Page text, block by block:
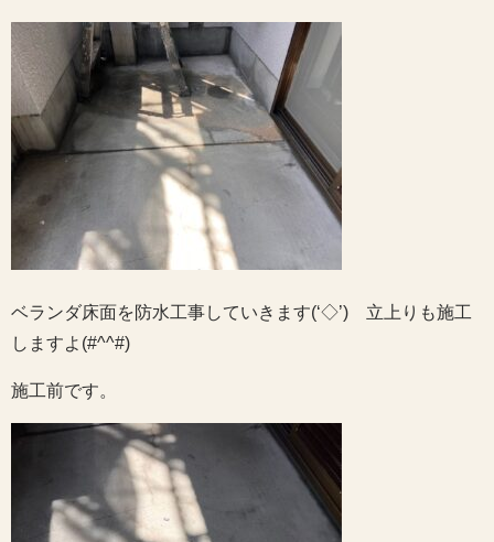
ベランダ床面を防水工事していきます(‘◇’)ゞ立上りも施工
しますよ(#^^#)
施工前です。